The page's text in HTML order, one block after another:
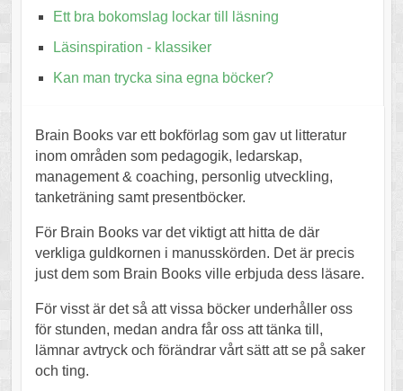
Ett bra bokomslag lockar till läsning
Läsinspiration - klassiker
Kan man trycka sina egna böcker?
Brain Books var ett bokförlag som gav ut litteratur
inom områden som pedagogik, ledarskap,
management & coaching, personlig utveckling,
tanketräning samt presentböcker.
För Brain Books var det viktigt att hitta de där
verkliga guldkornen i manusskörden. Det är precis
just dem som Brain Books ville erbjuda dess läsare.
För visst är det så att vissa böcker underhåller oss
för stunden, medan andra får oss att tänka till,
lämnar avtryck och förändrar vårt sätt att se på saker
och ting.